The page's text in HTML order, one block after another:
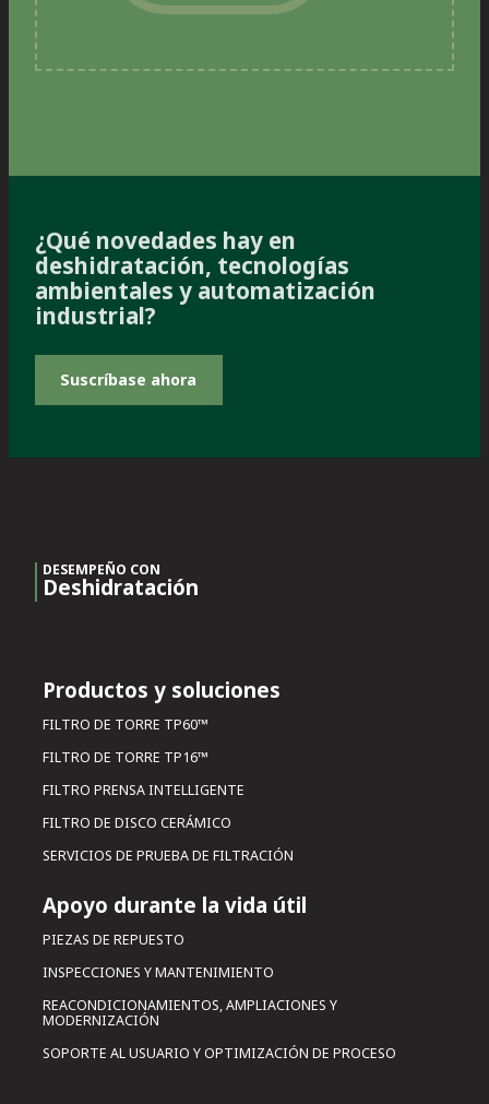
¿Qué novedades hay en
deshidratación, tecnologías
ambientales y automatización
industrial?
Suscríbase ahora
DESEMPEÑO CON
Deshidratación
Productos y soluciones
FILTRO DE TORRE TP60™
FILTRO DE TORRE TP16™
FILTRO PRENSA INTELLIGENTE
FILTRO DE DISCO CERÁMICO
SERVICIOS DE PRUEBA DE FILTRACIÓN
Apoyo durante la vida útil
PIEZAS DE REPUESTO
INSPECCIONES Y MANTENIMIENTO
REACONDICIONAMIENTOS, AMPLIACIONES Y
MODERNIZACIÓN
SOPORTE AL USUARIO Y OPTIMIZACIÓN DE PROCESO